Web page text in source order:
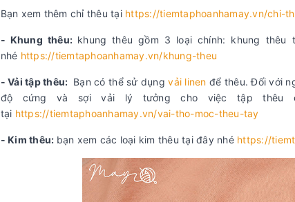
Bạn xem thêm chỉ thêu tại https://tiemtaphoanhamay.vn/chi-
- Khung thêu: khung thêu gồm 3 loại chính: khung
nhé https://tiemtaphoanhamay.vn/khung-theu
- Vải tập thêu: Bạn có thể sử dụngvải linen để thêu. Đối với
độ cứng và sợi vải lý tưởng cho việc tập thêu
tại https://tiemtaphoanhamay.vn/vai-tho-moc-theu-tay
- Kim thêu: bạn xem các loại kim thêu tại đây nhé https://